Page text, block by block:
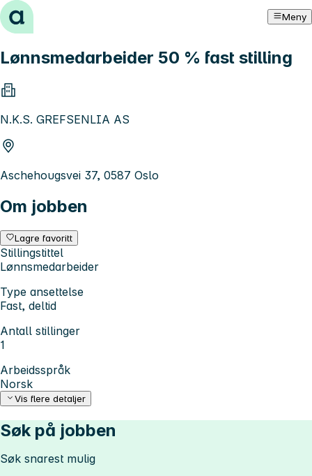
Hopp til innhold Meny
Lønnsmedarbeider 50 % fast stilling
N.K.S. GREFSENLIA AS
Aschehougsvei 37, 0587 Oslo
Om jobben
Lagre favoritt
Stillingstittel
Lønnsmedarbeider
Type ansettelse
Fast, deltid
Antall stillinger
1
Arbeidsspråk
Norsk
Vis flere detaljer
Søk på jobben
Søk snarest mulig